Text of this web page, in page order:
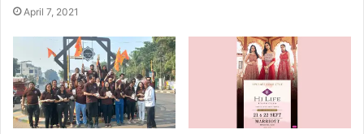
April 7, 2021